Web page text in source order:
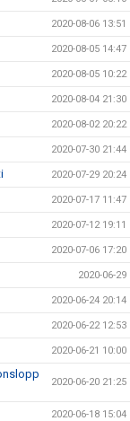
2020-08-06 13:51
2020-08-05 14:47
2020-08-05 10:22
2020-08-04 21:30
2020-08-02 20:22
2020-07-30 21:44
2020-07-29 20:24
2020-07-17 11:47
2020-07-12 19:11
2020-07-06 17:20
2020-06-29
2020-06-24 20:14
2020-06-22 12:53
2020-06-21 10:00
2020-06-20 21:25
2020-06-18 15:04